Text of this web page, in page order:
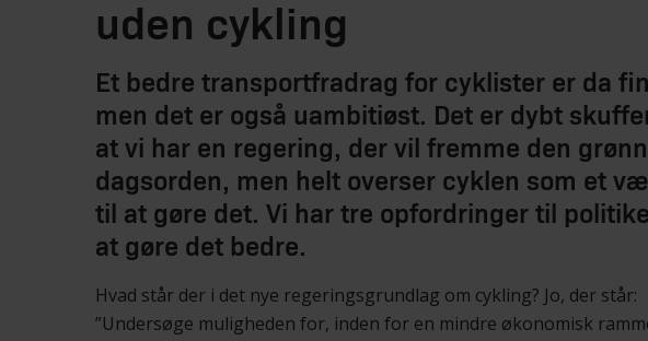
uden cykling
Et bedre transportfradrag for cyklister er da
men det er også uambitiøst. Det er dybt
at vi har en regering, der vil fremme den
dagsorden, men helt overser cyklen som et
til at gøre det. Vi har tre opfordringer til
at gøre det bedre.
Hvad står der i det nye regeringsgrundlag om cykling? Jo, der står:
”Undersøge muligheden for, inden for en mindre økonomisk